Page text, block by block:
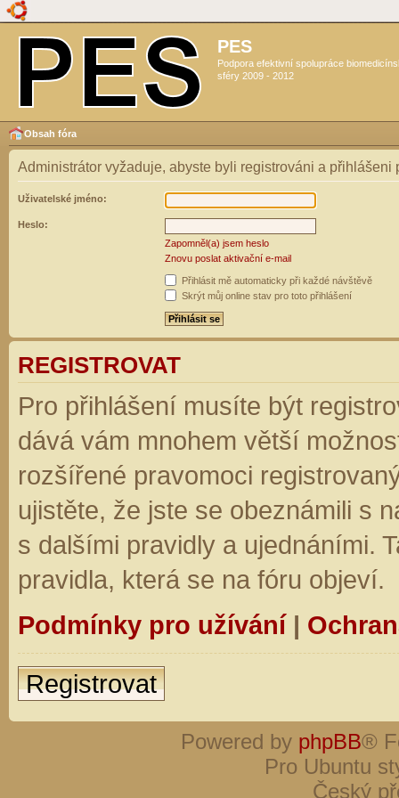
PES
Podpora efektivní spolupráce
sféry 2009 - 2012
Obsah fóra
Administrátor vyžaduje, abyste byli registrováni a přihlášeni
Uživatelské jméno:
Heslo:
Zapomněl(a) jsem heslo
Znovu poslat aktivační e-mail
Přihlásit mě automaticky při každé návštěvě
Skrýt můj online stav pro toto přihlášení
REGISTROVAT
Pro přihlášení musíte být
dává vám mnohem větší
rozšířené pravomoci
ujistěte, že jste se obeznámili s
s dalšími pravidly a ujednáními.
pravidla, která se na fóru objeví.
Podmínky pro užívání|
Registrovat
Powered by phpBB®
Pro Ubuntu
Český